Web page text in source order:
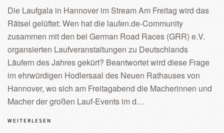
Die Laufgala in Hannover im Stream Am Freitag wird das
Rätsel gelüftet: Wen hat die laufen.de-Community
zusammen mit den bei German Road Races (GRR) e.V.
organsierten Laufveranstaltungen zu Deutschlands
Läufern des Jahres gekürt? Beantwortet wird diese Frage
im ehrwürdigen Hodlersaal des Neuen Rathauses von
Hannover, wo sich am Freitagabend die Macherinnen und
Macher der großen Lauf-Events im d…
WEITERLESEN